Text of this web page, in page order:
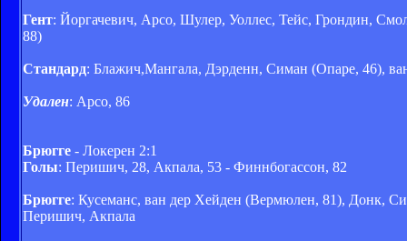
Гент: Йоргачевич, Арсо, Шулер, Уоллес, Тейс, Грондин,
88)
Стандард: Блажич,Мангала, Дэрденн, Симан (Опаре, 46),
Удален: Арсо, 86
Брюгге - Локерен 2:1
Голы: Перишич, 28, Акпала, 53 - Финнбогассон, 82
Брюгге: Кусеманс, ван дер Хейден (Вермюлен, 81), Донк,
Перишич, Акпала